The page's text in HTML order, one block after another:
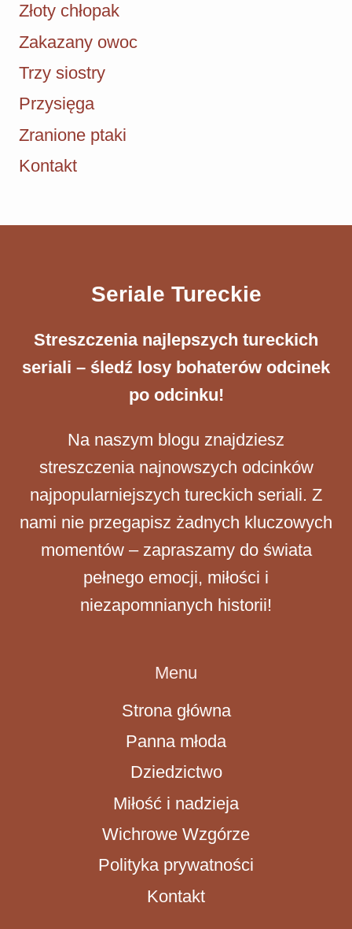
Złoty chłopak
Zakazany owoc
Trzy siostry
Przysięga
Zranione ptaki
Kontakt
Seriale Tureckie
Streszczenia ​najlepszych tureckich
seriali – śledź losy bohaterów odcinek
po odcinku!
Na naszym blogu znajdziesz
streszczenia najnowszych odcinków
najpopularniejszych tureckich seriali. Z
nami nie przegapisz żadnych kluczowych
momentów – zapraszamy do świata
pełnego emocji, miłości i
niezapomnianych historii!
Menu
Strona główna
Panna młoda
Dziedzictwo
Miłość i nadzieja
Wichrowe Wzgórze
Polityka prywatności
Kontakt